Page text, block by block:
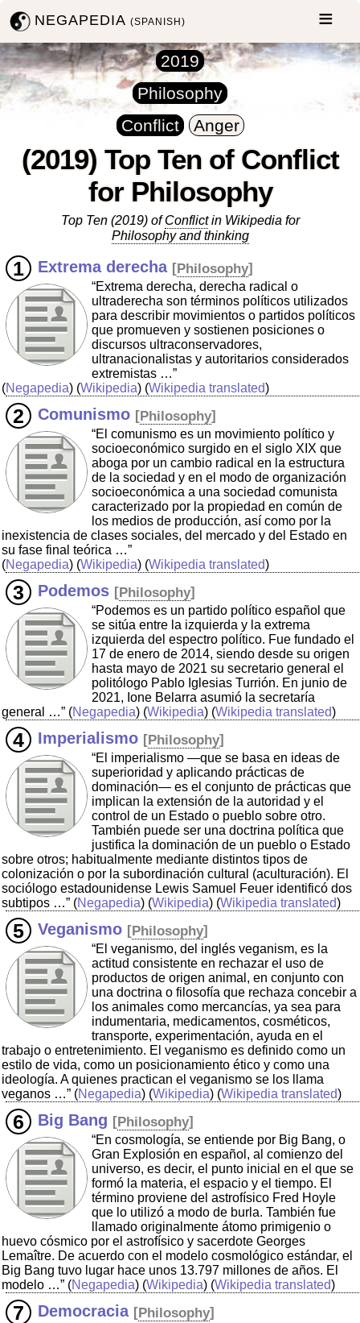
NEGAPEDIA(SPANISH)
2019
Philosophy
Conflict
Anger
(2019) Top Ten of Conflict
for Philosophy
Top Ten (2019) ofConflictin Wikipedia for
Philosophy and thinking
Extrema derecha [Philosophy]
“Extrema derecha, derecha radical o
ultraderecha son términos políticos utilizados
para describir movimientos o partidos políticos
que promueven y sostienen posiciones o
discursos ultraconservadores,
ultranacionalistas y autoritarios considerados
extremistas …”
(Negapedia) (Wikipedia) (Wikipedia translated)
Comunismo [Philosophy]
“El comunismo es un movimiento político y
socioeconómico surgido en el siglo XIX que
aboga por un cambio radical en la estructura
de la sociedad y en el modo de organización
socioeconómica a una sociedad comunista
caracterizado por la propiedad en común de
los medios de producción, así como por la
inexistencia de clases sociales, del mercado y del Estado en
su fase final teórica …”
(Negapedia) (Wikipedia) (Wikipedia translated)
Podemos [Philosophy]
“Podemos es un partido político español que
se sitúa entre la izquierda y la extrema
izquierda del espectro político. Fue fundado el
17 de enero de 2014, siendo desde su origen
hasta mayo de 2021 su secretario general el
politólogo Pablo Iglesias Turrión. En junio de
2021, Ione Belarra asumió la secretaría
general …” (Negapedia) (Wikipedia) (Wikipedia translated)
Imperialismo [Philosophy]
“El imperialismo —que se basa en ideas de
superioridad y aplicando prácticas de
dominación— es el conjunto de prácticas que
implican la extensión de la autoridad y el
control de un Estado o pueblo sobre otro.
También puede ser una doctrina política que
justifica la dominación de un pueblo o Estado
sobre otros; habitualmente mediante distintos tipos de
colonización o por la subordinación cultural (aculturación). El
sociólogo estadounidense Lewis Samuel Feuer identificó dos
subtipos …” (Negapedia) (Wikipedia) (Wikipedia translated)
Veganismo [Philosophy]
“El veganismo, del inglés veganism, es la
actitud consistente en rechazar el uso de
productos de origen animal, en conjunto con
una doctrina o filosofía que rechaza concebir a
los animales como mercancías, ya sea para
indumentaria, medicamentos, cosméticos,
transporte, experimentación, ayuda en el
trabajo o entretenimiento. El veganismo es definido como un
estilo de vida, como un posicionamiento ético y como una
ideología. A quienes practican el veganismo se los llama
veganos …” (Negapedia) (Wikipedia) (Wikipedia translated)
Big Bang [Philosophy]
“En cosmología, se entiende por Big Bang, o
Gran Explosión en español, al comienzo del
universo, es decir, el punto inicial en el que se
formó la materia, el espacio y el tiempo. El
término proviene del astrofísico Fred Hoyle
que lo utilizó a modo de burla. También fue
llamado originalmente átomo primigenio o
huevo cósmico por el astrofísico y sacerdote Georges
Lemaître. De acuerdo con el modelo cosmológico estándar, el
Big Bang tuvo lugar hace unos 13.797 millones de años. El
modelo …” (Negapedia) (Wikipedia) (Wikipedia translated)
Democracia [Philosophy]